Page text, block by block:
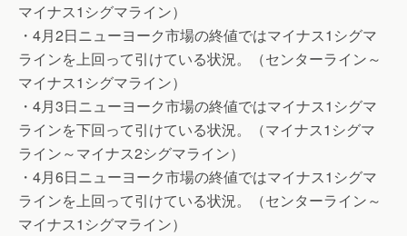
マイナス1シグマライン）
・4月2日ニューヨーク市場の終値ではマイナス1シグマ
ラインを上回って引けている状況。（センターライン～
マイナス1シグマライン）
・4月3日ニューヨーク市場の終値ではマイナス1シグマ
ラインを下回って引けている状況。（マイナス1シグマ
ライン～マイナス2シグマライン）
・4月6日ニューヨーク市場の終値ではマイナス1シグマ
ラインを上回って引けている状況。（センターライン～
マイナス1シグマライン）